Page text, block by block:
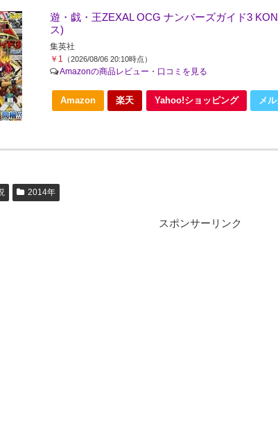
遊・戯・王ZEXAL OCG ナンバーズガイド3
ス)
集英社
￥1
（2026/08/06 20:10時点）
Amazonの商品レビュー・口コミを見る
Amazon 楽天 Yahoo!ショッピング メ
2014年
スポンサーリンク